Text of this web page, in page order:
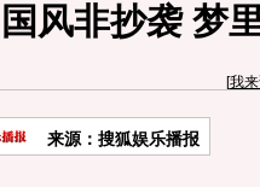
风非抄袭 梦
[我
来源：搜狐娱乐播报